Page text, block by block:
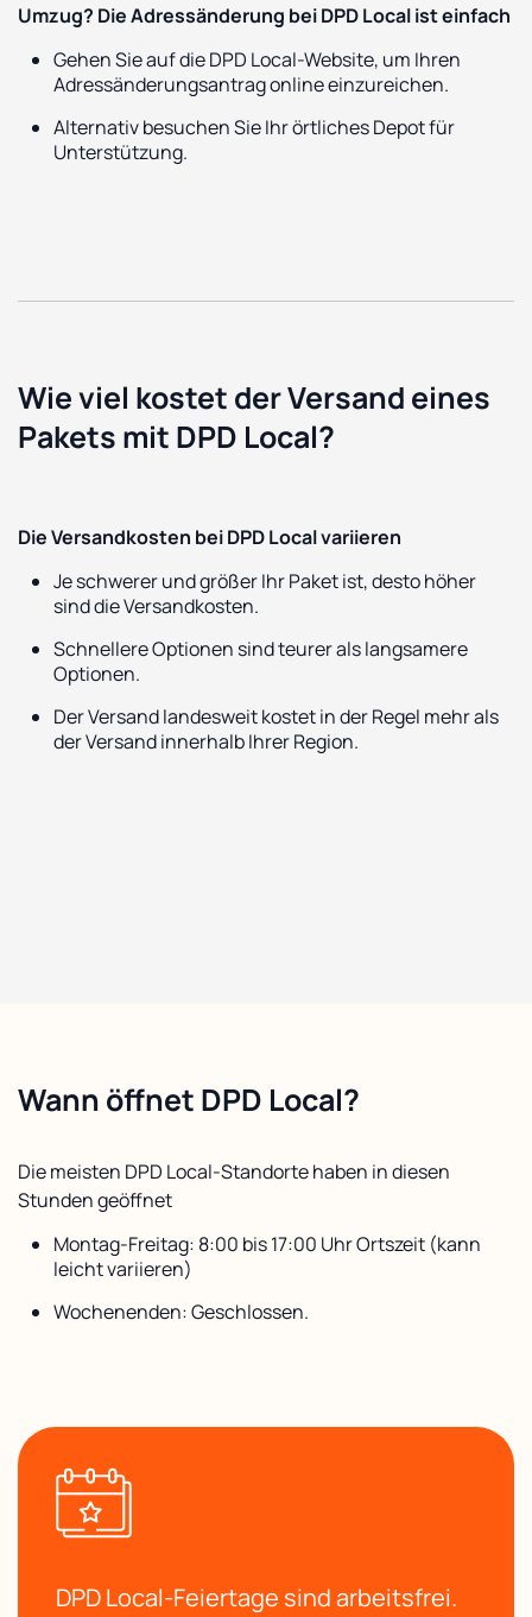
Umzug? Die Adressänderung bei DPD Local ist einfach
Gehen Sie auf die DPD Local-Website, um Ihren
Adressänderungsantrag online einzureichen.
Alternativ besuchen Sie Ihr örtliches Depot für
Unterstützung.
Wie viel kostet der Versand eines
Pakets mit DPD Local?
Die Versandkosten bei DPD Local variieren
Je schwerer und größer Ihr Paket ist, desto höher
sind die Versandkosten.
Schnellere Optionen sind teurer als langsamere
Optionen.
Der Versand landesweit kostet in der Regel mehr als
der Versand innerhalb Ihrer Region.
Wann öffnet DPD Local?
Die meisten DPD Local-Standorte haben in diesen
Stunden geöffnet
Montag-Freitag: 8:00 bis 17:00 Uhr Ortszeit (kann
leicht variieren)
Wochenenden: Geschlossen.
DPD Local-Feiertage sind arbeitsfrei.